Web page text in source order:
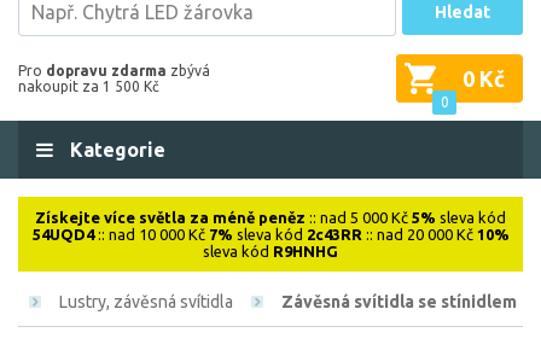
Hledat
Pro dopravu zdarma zbývá
nakoupit za 1 500 Kč
0
0 Kč
Kategorie
Získejte více světla za méně peněz :: nad 5 000 Kč 5% sleva kód
54UQD4:: nad 10 000 Kč 7% sleva kód 2c43RR :: nad 20 000 Kč 10%
sleva kód R9HNHG
Lustry, závěsná svítidla Závěsná svítidla se stínidlem